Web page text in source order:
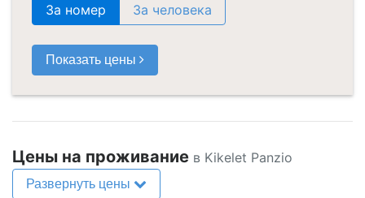
За номер За человека
Показать цены
Цены на проживание в Kikelet Panzio
Развернуть цены